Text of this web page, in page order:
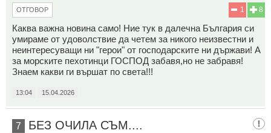
8
1
ОТГОВОР
Каква важна новина само! Ние тук в далечна България си
умираме от удоволствие да четем за никого неизвестни и
неинтересуващи ни "герои" от господарските ни държави! А
за морските пехотинци ГОСПОД забавя,но не забравя!
Знаем какви ги вършат по света!!!
13:04 15.04.2026
7 БЕЗ ОЧИЛА СЪМ....